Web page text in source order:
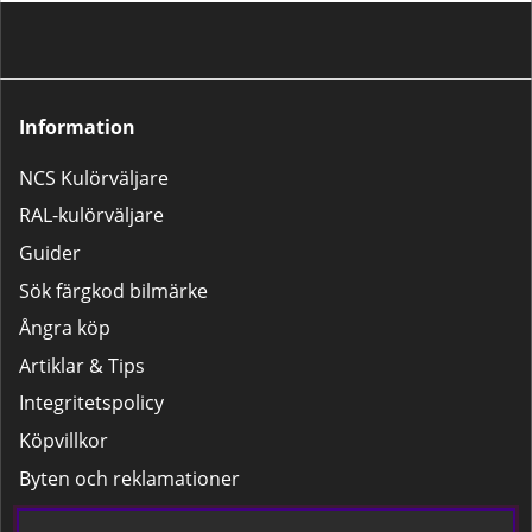
Lackpaketet – För större
Information
NCS Kulörväljare
RAL-kulörväljare
Guider
Sök färgkod bilmärke
Ångra köp
Artiklar & Tips
Integritetspolicy
Köpvillkor
Byten och reklamationer
Leverans